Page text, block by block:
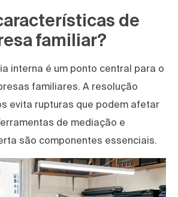
de
familiar?
interna é um ponto central para o
familiares. A resolução
evita rupturas que podem afetar
de mediação e
são componentes essenciais.